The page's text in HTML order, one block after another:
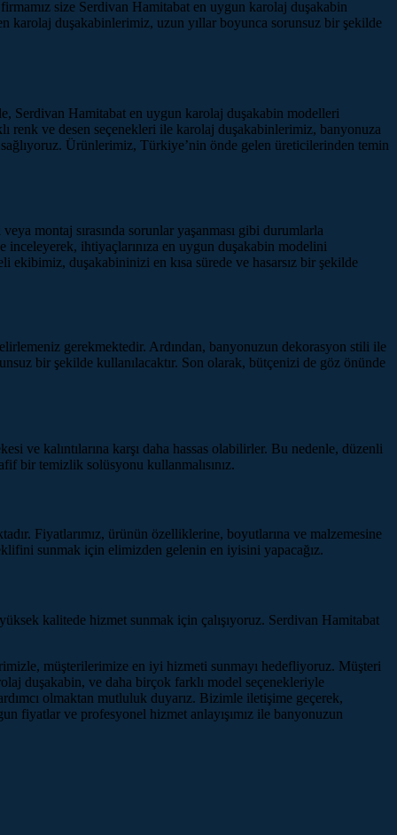
size Serdivan Hamitabat en uygun karolaj duşakabin
karolaj duşakabinlerimiz, uzun yıllar boyunca sorunsuz bir şekilde
Serdivan Hamitabat en uygun karolaj duşakabin modelleri
renk ve desen seçenekleri ile karolaj duşakabinlerimiz, banyonuza
Ürünlerimiz, Türkiye’nin önde gelen üreticilerinden temin
montaj sırasında sorunlar yaşanması gibi durumlarla
ihtiyaçlarınıza en uygun duşakabin modelini
duşakabininizi en kısa sürede ve hasarsız bir şekilde
gerekmektedir. Ardından, banyonuzun dekorasyon stili ile
bir şekilde kullanılacaktır. Son olarak, bütçenizi de göz önünde
ve kalıntılarına karşı daha hassas olabilirler. Bu nedenle, düzenli
bir temizlik solüsyonu kullanmalısınız.
Fiyatlarımız, ürünün özelliklerine, boyutlarına ve malzemesine
sunmak için elimizden gelenin en iyisini yapacağız.
kalitede hizmet sunmak için çalışıyoruz. Serdivan Hamitabat
müşterilerimize en iyi hizmeti sunmayı hedefliyoruz. Müşteri
duşakabin, ve daha birçok farklı model seçenekleriyle
olmaktan mutluluk duyarız. Bizimle iletişime geçerek,
fiyatlar ve profesyonel hizmet anlayışımız ile banyonuzun